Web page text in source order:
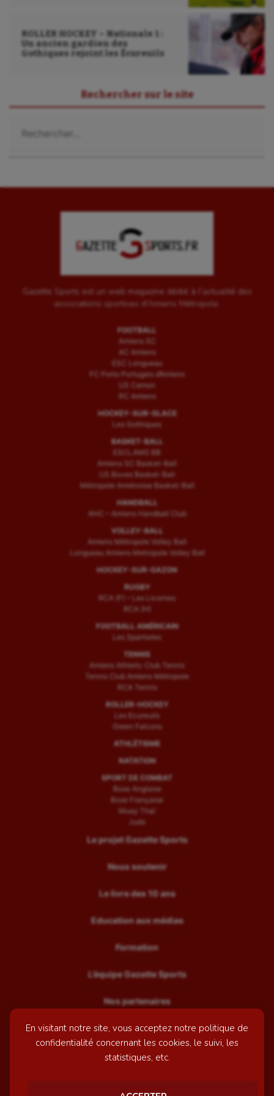
En visitant notre site, vous acceptez notre politique de
confidentialité concernant les cookies, le suivi, les
statistiques, etc.
UNSS
Voile
Water-polo
ROLLER HOCKEY – Nationale 1 :
Un ancien gardien des
Gothiques rejoint les Écureuils
Rechercher sur le site
Gazette Sports est un web magazine dédié à l'actualité des
associations sportives d'Amiens Métropole.
FOOTBALL
Amiens SC
AC Amiens
ESC Longueau
FC Porto Portugais d’Amiens
US Camon
RC Amiens
HOCKEY-SUR-GLACE
Les Gothiques
BASKET-BALL
ESCLAMS BB
Amiens SC Basket-Ball
US Boves Basket-Ball
Métropole Amiénoise Basket-Ball
HANDBALL
AHC – Amiens Handball Club
VOLLEY-BALL
Amiens Métropole Volley Ball
Longueau Amiens Metropole Volley Ball
HOCKEY-SUR-GAZON
RUGBY
RCA (F) – Les Licornes
RCA (H)
FOOTBALL AMÉRICAIN
Les Spartiates
TENNIS
Amiens Athletic Club Tennis
Tennis Club Amiens Métropole
RCA Tennis
ROLLER-HOCKEY
Les Ecureuils
Green Falcons
ATHLÉTISME
NATATION
SPORT DE COMBAT
Boxe Anglaise
Boxe Française
Muay Thaï
Judo
Le projet Gazette Sports
Nous soutenir
Le livre des 10 ans
Education aux médias
Formation
L’équipe Gazette Sports
Nos partenaires
Recrutement
Mentions légales